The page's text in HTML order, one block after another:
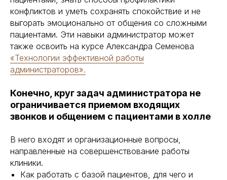
конфликтов и уметь сохранять спокойствие и не
выгорать эмоционально от общения со сложными
пациентами. Эти навыки администратор может
также освоить на курсе Александра Семенова
«Технологии эффективной работы
администраторов».
Конечно, круг задач администратора не
ограничивается приемом входящих
звонков и общением с пациентами в холле
В него входят и организационные вопросы,
направленные на совершенствование работы
клиники.
Как работать с базой пациентов, для чего и